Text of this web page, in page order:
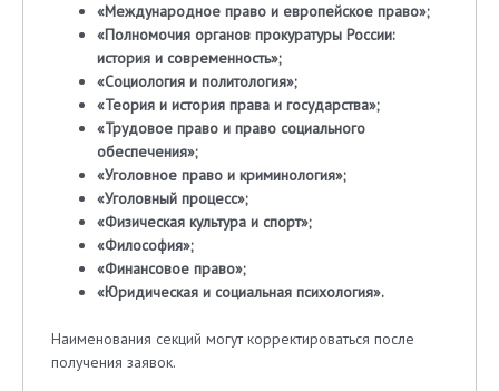
«Международное право и европейское право»;
«Полномочия органов прокуратуры России:
история и современность»;
«Социология и политология»;
«Теория и история права и государства»;
«Трудовое право и право социального
обеспечения»;
«Уголовное право и криминология»;
«Уголовный процесс»;
«Физическая культура и спорт»;
«Философия»;
«Финансовое право»;
«Юридическая и социальная психология».
Наименования секций могут корректироваться после
получения заявок.